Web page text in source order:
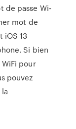
de passe Wi-
mot de
iOS 13
Si bien
pour
pouvez